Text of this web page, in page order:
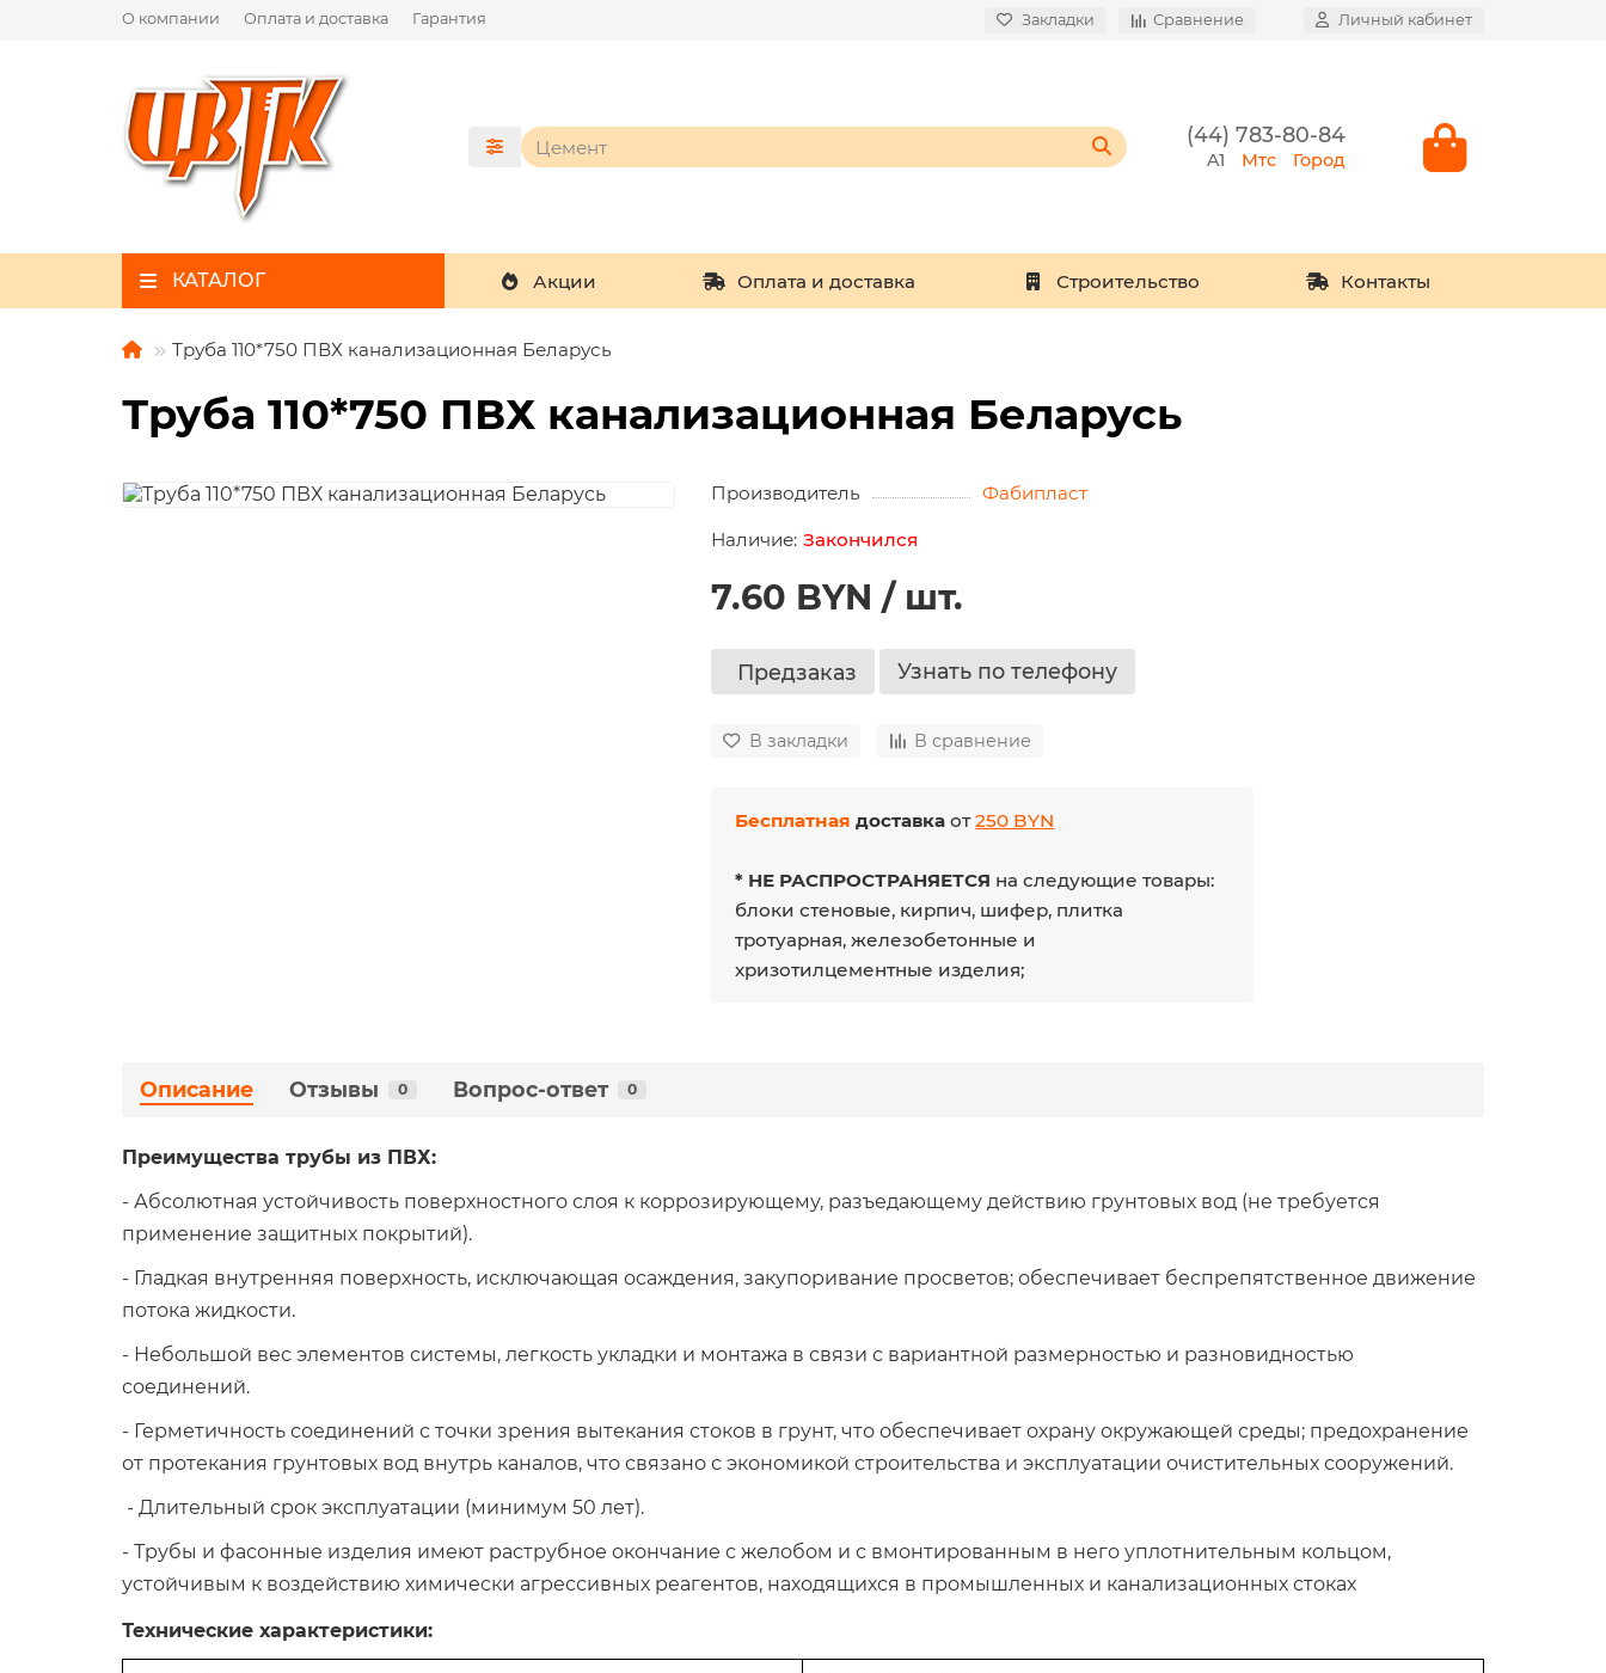
О компании Оплата и доставка Гарантия Закладки Сравнение Личный кабинет
(44) 783-80-84
A1 Мтс Город
КАТАЛОГ Акции Оплата и доставка Строительство Контакты
Труба 110*750 ПВХ канализационная Беларусь
Труба 110*750 ПВХ канализационная Беларусь
Производитель Фабипласт
Закончился
7.60 BYN / шт.
Предзаказ Узнать по телефону
В закладки В сравнение
Бесплатная доставка от250 BYN
* НЕ РАСПРОСТРАНЯЕТСЯ на следующие товары:
блоки стеновые, кирпич, шифер, плитка
тротуарная, железобетонные и
хризотилцементные изделия;
Описание Отзывы 0 Вопрос-ответ 0
Преимущества трубы из ПВХ:
- Абсолютная устойчивость поверхностного слоя к коррозирующему, разъедающему действию грунтовых вод (не требуется
применение защитных покрытий).
- Гладкая внутренняя поверхность, исключающая осаждения, закупоривание просветов; обеспечивает беспрепятственное движение
потока жидкости.
- Небольшой вес элементов системы, легкость укладки и монтажа в связи с вариантной размерностью и разновидностью
соединений.
- Герметичность соединений с точки зрения вытекания стоков в грунт, что обеспечивает охрану окружающей среды; предохранение
от протекания грунтовых вод внутрь каналов, что связано с экономикой строительства и эксплуатации очистительных сооружений.
- Длительный срок эксплуатации (минимум 50 лет).
- Трубы и фасонные изделия имеют раструбное окончание с желобом и с вмонтированным в него уплотнительным кольцом,
устойчивым к воздействию химически агрессивных реагентов, находящихся в промышленных и канализационных стоках
Технические характеристики: